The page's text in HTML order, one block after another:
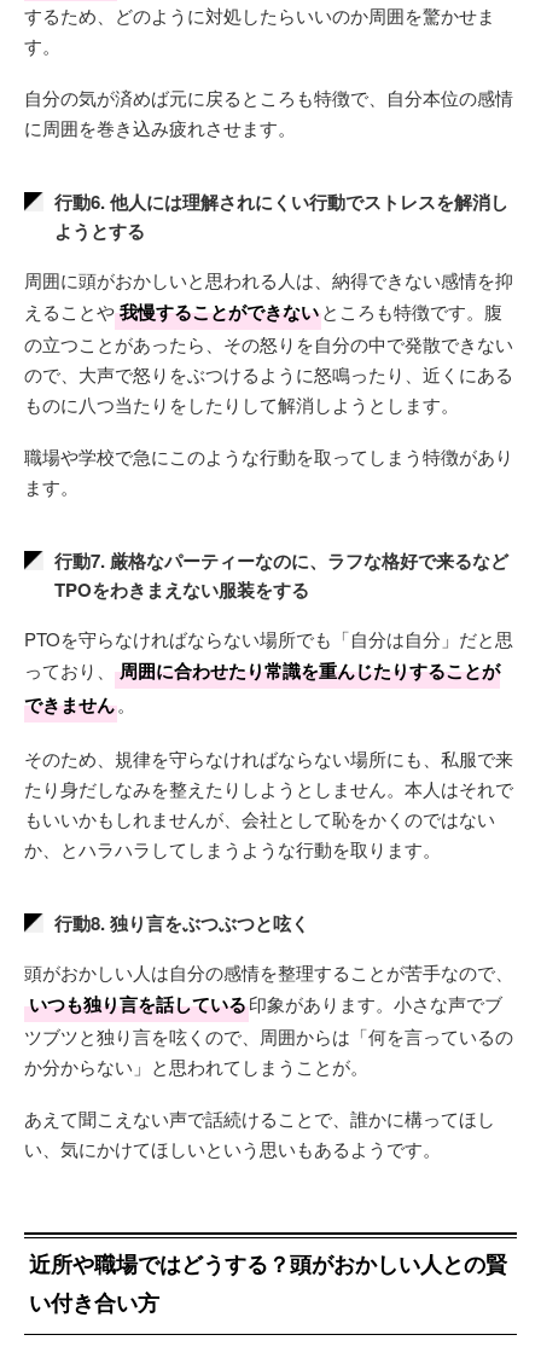
するため、どのように対処したらいいのか周囲を驚かせま
す。
自分の気が済めば元に戻るところも特徴で、自分本位の感情
に周囲を巻き込み疲れさせます。
行動6. 他人には理解されにくい行動でストレスを解消し
ようとする
周囲に頭がおかしいと思われる人は、納得できない感情を抑
えることや我慢することができないところも特徴です。腹
の立つことがあったら、その怒りを自分の中で発散できない
ので、大声で怒りをぶつけるように怒鳴ったり、近くにある
ものに八つ当たりをしたりして解消しようとします。
職場や学校で急にこのような行動を取ってしまう特徴があり
ます。
行動7. 厳格なパーティーなのに、ラフな格好で来るなど
TPOをわきまえない服装をする
PTOを守らなければならない場所でも「自分は自分」だと思
っており、
周囲に合わせたり常識を重んじたりすることが
できません。
そのため、規律を守らなければならない場所にも、私服で来
たり身だしなみを整えたりしようとしません。本人はそれで
もいいかもしれませんが、会社として恥をかくのではない
か、とハラハラしてしまうような行動を取ります。
行動8. 独り言をぶつぶつと呟く
頭がおかしい人は自分の感情を整理することが苦手なので、
いつも独り言を話している印象があります。小さな声でブ
ツブツと独り言を呟くので、周囲からは「何を言っているの
か分からない」と思われてしまうことが。
あえて聞こえない声で話続けることで、誰かに構ってほし
い、気にかけてほしいという思いもあるようです。
近所や職場ではどうする？頭がおかしい人との賢
い付き合い方